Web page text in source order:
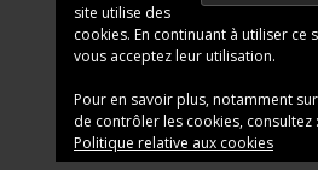
site utilise des
cookies. En continuant à utiliser ce
vous acceptez leur utilisation.
Pour en savoir plus, notamment
de contrôler les cookies, consultez :
Politique relative aux cookies